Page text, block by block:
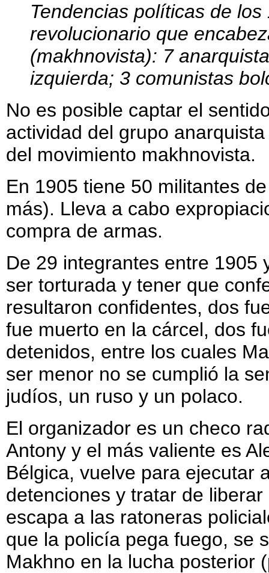
Tendencias políticas de
revolucionario que
(makhnovista): 7
izquierda; 3 comunistas
No es posible captar el
actividad del grupo
del movimiento makhnovista.
En 1905 tiene 50 militantes
más). Lleva a cabo
compra de armas.
De 29 integrantes entre 1905
ser torturada y tener que
resultaron confidentes, dos
fue muerto en la cárcel, dos
detenidos, entre los cuales
ser menor no se cumplió la
judíos, un ruso y un polaco.
El organizador es un checo
Antony y el más valiente es
Bélgica, vuelve para ejecutar
detenciones y tratar de
escapa a las ratoneras
que la policía pega fuego, se
Makhno en la lucha posterior